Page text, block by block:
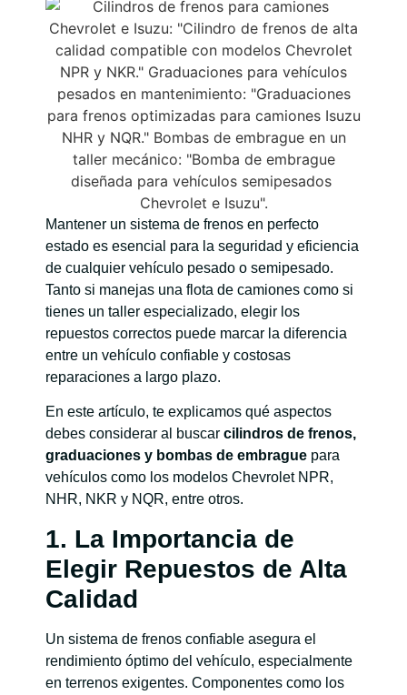
Mantener un sistema de frenos en perfecto
estado es esencial para la seguridad y eficiencia
de cualquier vehículo pesado o semipesado.
Tanto si manejas una flota de camiones como si
tienes un taller especializado, elegir los
repuestos correctos puede marcar la diferencia
entre un vehículo confiable y costosas
reparaciones a largo plazo.
En este artículo, te explicamos qué aspectos
debes considerar al buscar cilindros de frenos,
graduaciones y bombas de embrague para
vehículos como los modelos Chevrolet NPR,
NHR, NKR y NQR, entre otros.
1. La Importancia de
Elegir Repuestos de Alta
Calidad
Un sistema de frenos confiable asegura el
rendimiento óptimo del vehículo, especialmente
en terrenos exigentes. Componentes como los